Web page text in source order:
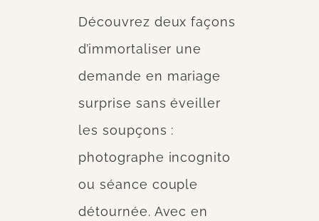
Découvrez deux façons
d’immortaliser une
demande en mariage
surprise sans éveiller
les soupçons :
photographe incognito
ou séance couple
détournée. Avec en